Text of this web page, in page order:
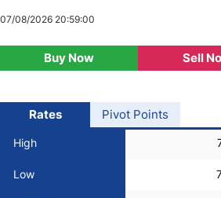
USD/CAD
Buy Now Sell
07/08/2026 20:59:00
Rates
High
Low
Pivot Points